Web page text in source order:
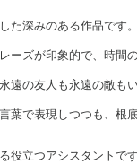
た深みのある作品で
ーズが印象的で、時
遠の友人も永遠の敵
葉で表現しつつも、
役立つアシスタントで